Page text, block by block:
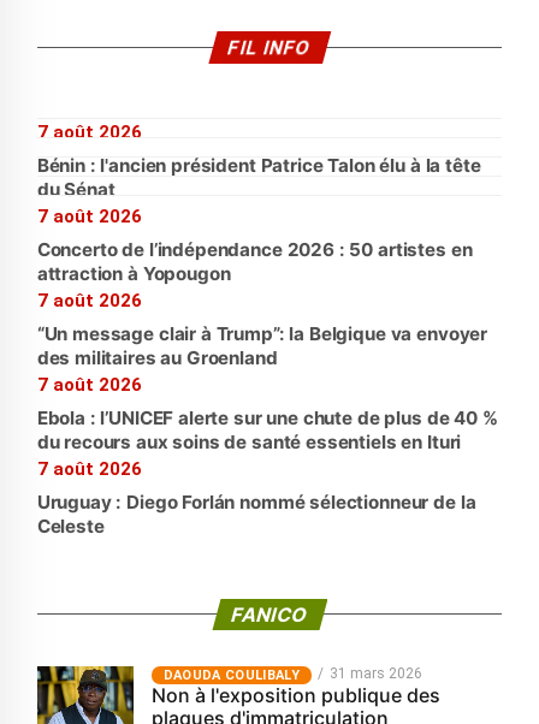
FIL INFO
7 août 2026
Bénin : l'ancien président Patrice Talon élu à la tête
du Sénat
7 août 2026
Concerto de l’indépendance 2026 : 50 artistes en
attraction à Yopougon
7 août 2026
“Un message clair à Trump”: la Belgique va envoyer
des militaires au Groenland
7 août 2026
Ebola : l’UNICEF alerte sur une chute de plus de 40 %
du recours aux soins de santé essentiels en Ituri
7 août 2026
Uruguay : Diego Forlán nommé sélectionneur de la
Celeste
FANICO
‎DAOUDA COULIBALY 31 mars 2026
Non à l'exposition publique des
plaques d'immatriculation